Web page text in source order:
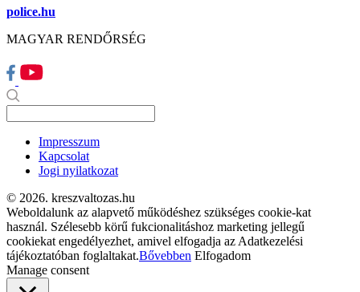
police.hu
MAGYAR RENDŐRSÉG
Impresszum
Kapcsolat
Jogi nyilatkozat
© 2026. kreszvaltozas.hu
Weboldalunk az alapvető működéshez szükséges cookie-kat
használ. Szélesebb körű fukcionalitáshoz marketing jellegű
cookiekat engedélyezhet, amivel elfogadja az Adatkezelési
tájékoztatóban foglaltakat.Bővebben Elfogadom
Manage consent